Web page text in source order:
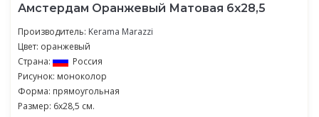
Амстердам Оранжевый Матовая 6х28,5
Производитель: Kerama Marazzi
Цвет: оранжевый
Страна:
Россия
Рисунок: моноколор
Форма: прямоугольная
Размер: 6x28,5 см.